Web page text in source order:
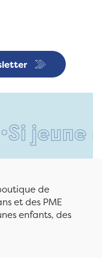
et déjà
de
et des PME
enfants, des